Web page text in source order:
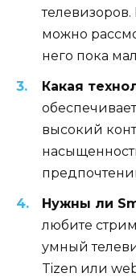
можно
него пока
Какая
высокий
Нужны ли
любите
умный
Tizen или